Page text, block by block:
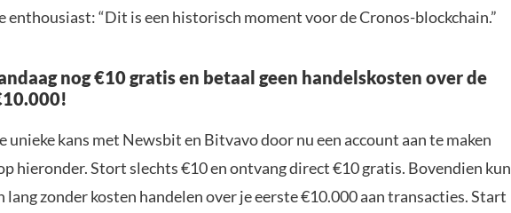
enthousiast: “Dit is een historisch moment voor de Cronos-blockchain.”
nog €10 gratis en betaal geen handelskosten over de
unieke kans met Newsbit en Bitvavo door nu een account aan te maken
hieronder. Stort slechts €10 en ontvang direct €10 gratis. Bovendien kun
lang zonder kosten handelen over je eerste €10.000 aan transacties. Start